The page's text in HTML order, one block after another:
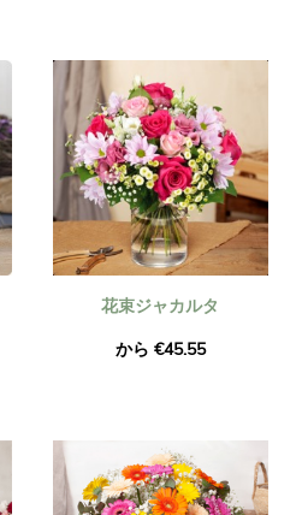
花束ジャカルタ
から €45.55